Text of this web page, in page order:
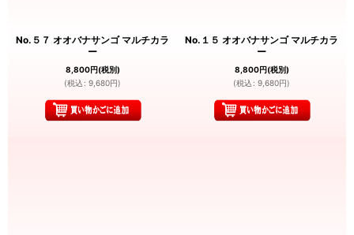
No.５７ オオバナサンゴ マルチカラ
ー
8,800円(税別)
(税込 : 9,680円)
No.１５ オオバナサンゴ マルチカラ
ー
8,800円(税別)
(税込 : 9,680円)